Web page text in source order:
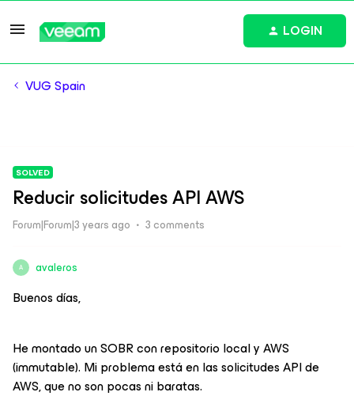
LOGIN
VUG Spain
SOLVED
Reducir solicitudes API AWS
Forum|Forum|3 years ago 3 comments
A avaleros
Buenos días,
He montado un SOBR con repositorio local y AWS
(immutable). Mi problema está en las solicitudes API de
AWS, que no son pocas ni baratas.